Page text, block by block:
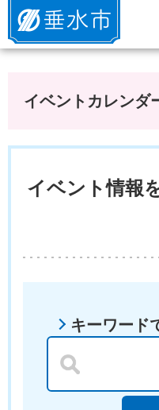
垂水市
イベントカレンダ
イベント情報
キーワード